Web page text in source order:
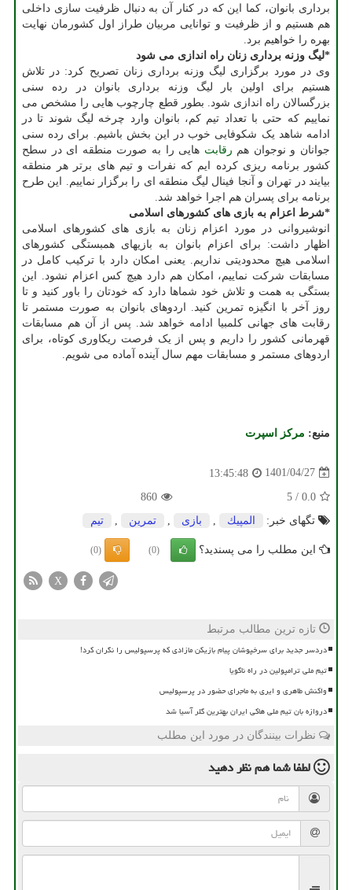
برداری بانوان، کما این که در کنار آن به دنبال ظرفیت سازی داخلی
هم هستیم و از ظرفیت و توانایی مربیان طراز اول کشورمان نهایت
بهره را خواهیم برد.
*لیگ وزنه برداری زنان راه اندازی می شود
وی در مورد برگزاری لیگ وزنه برداری زنان تصریح کرد: در تلاش
هستیم برای اولین بار لیگ وزنه برداری بانوان در رده سنی
بزرگسالان راه اندازی شود. بطور قطع چارچوب هایی را مشخص می
نماییم که حتی با تعداد تیم کم، بانوان وارد چرخه لیگ شوند تا در
ادامه شاهد یک شکوفایی خوب در این بخش باشیم. برای رده سنی
جوانان و نوجوان هم رقابت هایی را به صورت منطقه ای در سطح
کشور برنامه ریزی کرده ایم که نفرات و تیم های برتر هر منطقه
بیایند در تهران و آنجا فینال لیگ منطقه ای را برگزار نماییم. این طرح
برنامه برای پسران هم اجرا خواهد شد.
*شرط اعزام به بازی های کشورهای اسلامی
انوشیروانی در مورد اعزام زنان به بازی های کشورهای اسلامی
اظهار داشت: برای اعزام بانوان به بازیهای همبستگی کشورهای
اسلامی هیچ محدودیتی نداریم. یعنی امکان دارد با ترکیب کامل در
مسابقات شرکت نماییم، امکان هم دارد هیچ کس اعزام نشود. این
بستگی به همت و تلاش خود شماها دارد که خودتان را باور کنید و تا
روز آخر با انگیزه تمرین کنید. اردوهای بانوان به صورت مستمر تا
رقابت های جهانی کلمبیا ادامه خواهد شد. پس از آن هم مسابقات
قهرمانی کشور را داریم و پس از یک فرصت ریکاوری کوتاه، برای
اردوهای مستمر و مسابقات مهم سال آینده آماده می شویم.
منبع: مركز اسپرت
1401/04/27
13:45:48
0.0
/
5
860
تگهای خبر:
المپیك بازی تمرین تیم
این مطلب را می پسندید؟ (0)
(0)
X
تازه ترین مطالب مرتبط
دردسر جدید برای سرخپوشان پیام بازیکن مازادی که پرسپولیس را نگران کرد!
تیم ملی ترامپولین در راه ناگویا
واکنش طاهری و ایری به ماجرای حضور در پرسپولیس
دروازه بان تیم ملی هاکی ایران بهترین گلر آسیا شد
نظرات بینندگان در مورد این مطلب
لطفا شما همنظر دهید